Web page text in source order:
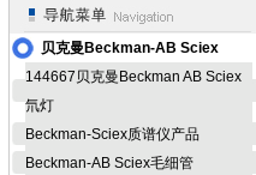
贝克曼Beckman-AB Sciex
144667贝克曼Beckman AB Sciex
氘灯
Beckman-Sciex质谱仪产品
Beckman-AB Sciex毛细管